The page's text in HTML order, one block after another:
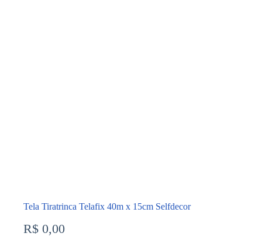
Tela Tiratrinca Telafix 40m x 15cm Selfdecor
R$ 0,00